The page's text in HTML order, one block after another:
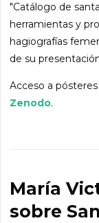
"Catálogo de
herramientas y
hagiografías
de su
Acceso a
Zenodo.
María
sobre